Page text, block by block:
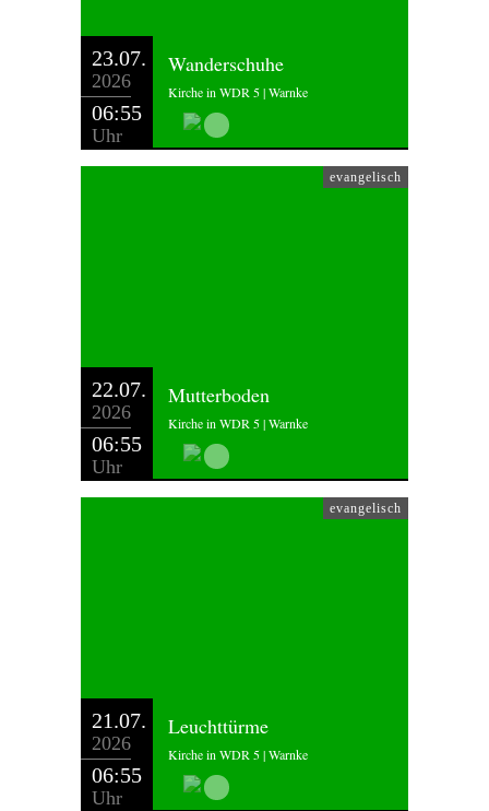
23.07.
2026
06:55
Uhr
Wanderschuhe
Kirche in WDR 5 | Warnke
evangelisch
22.07.
2026
06:55
Uhr
Mutterboden
Kirche in WDR 5 | Warnke
evangelisch
21.07.
2026
06:55
Uhr
Leuchttürme
Kirche in WDR 5 | Warnke